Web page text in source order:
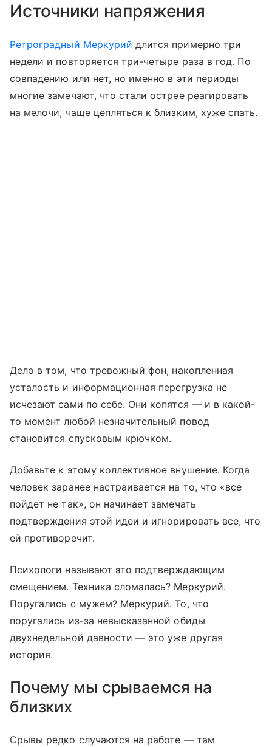
Источники напряжения
Ретроградный Меркурий длится примерно три
недели и повторяется три-четыре раза в год. По
совпадению или нет, но именно в эти периоды
многие замечают, что стали острее реагировать
на мелочи, чаще цепляться к близким, хуже спать.
Дело в том, что тревожный фон, накопленная
усталость и информационная перегрузка не
исчезают сами по себе. Они копятся — и в какой-
то момент любой незначительный повод
становится спусковым крючком.
Добавьте к этому коллективное внушение. Когда
человек заранее настраивается на то, что «все
пойдет не так», он начинает замечать
подтверждения этой идеи и игнорировать все, что
ей противоречит.
Психологи называют это подтверждающим
смещением. Техника сломалась? Меркурий.
Поругались с мужем? Меркурий. То, что
поругались из-за невысказанной обиды
двухнедельной давности — это уже другая
история.
Почему мы срываемся на
близких
Срывы редко случаются на работе — там